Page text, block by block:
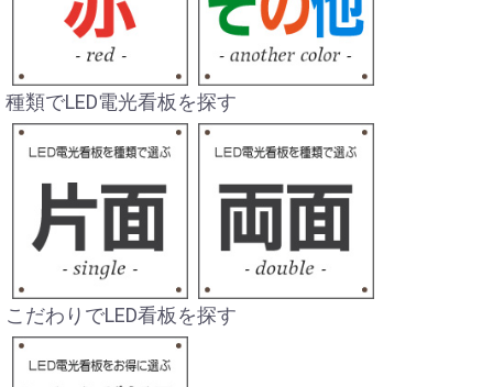
種類でLED電光看板を探す
こだわりでLED看板を探す